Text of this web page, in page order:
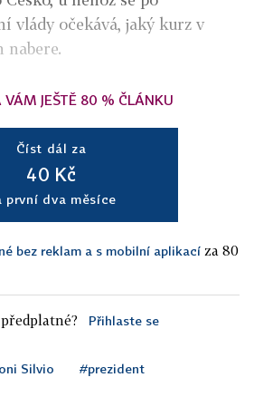
vlády očekává, jaký kurz v
nabere.
VÁM JEŠTĚ 80 % ČLÁNKU
Číst dál za
40 Kč
první dva měsíce
bez reklam a s mobilní aplikací za 80
Přihlaste se
Silvio #prezident